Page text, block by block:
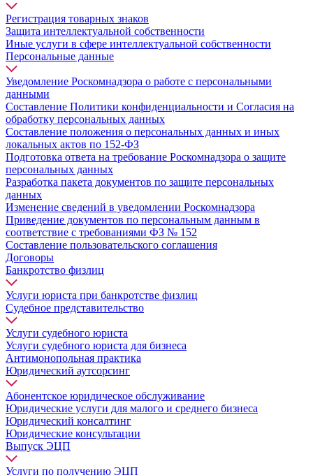
Регистрация товарных знаков
Защита интеллектуальной собственности
Иные услуги в сфере интеллектуальной собственности
Персональные данные
Уведомление Роскомнадзора о работе с персональными
данными
Составление Политики конфиденциальности и Согласия на
обработку персональных данных
Составление положения о персональных данных и иных
локальных актов по 152-ФЗ
Подготовка ответа на требование Роскомнадзора о защите
персональных данных
Разработка пакета документов по защите персональных
данных
Изменение сведений в уведомлении Роскомнадзора
Приведение документов по персональным данным в
соответствие с требованиями ФЗ № 152
Составление пользовательского соглашения
Договоры
Банкротство физлиц
Услуги юриста при банкротстве физлиц
Судебное представительство
Услуги судебного юриста
Услуги судебного юриста для бизнеса
Антимонопольная практика
Юридический аутсорсинг
Абонентское юридическое обслуживание
Юридические услуги для малого и среднего бизнеса
Юридический консалтинг
Юридические консультации
Выпуск ЭЦП
Услуги по получению ЭЦП